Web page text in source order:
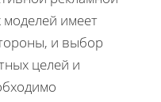
моделей имеет
и выбор
целей и